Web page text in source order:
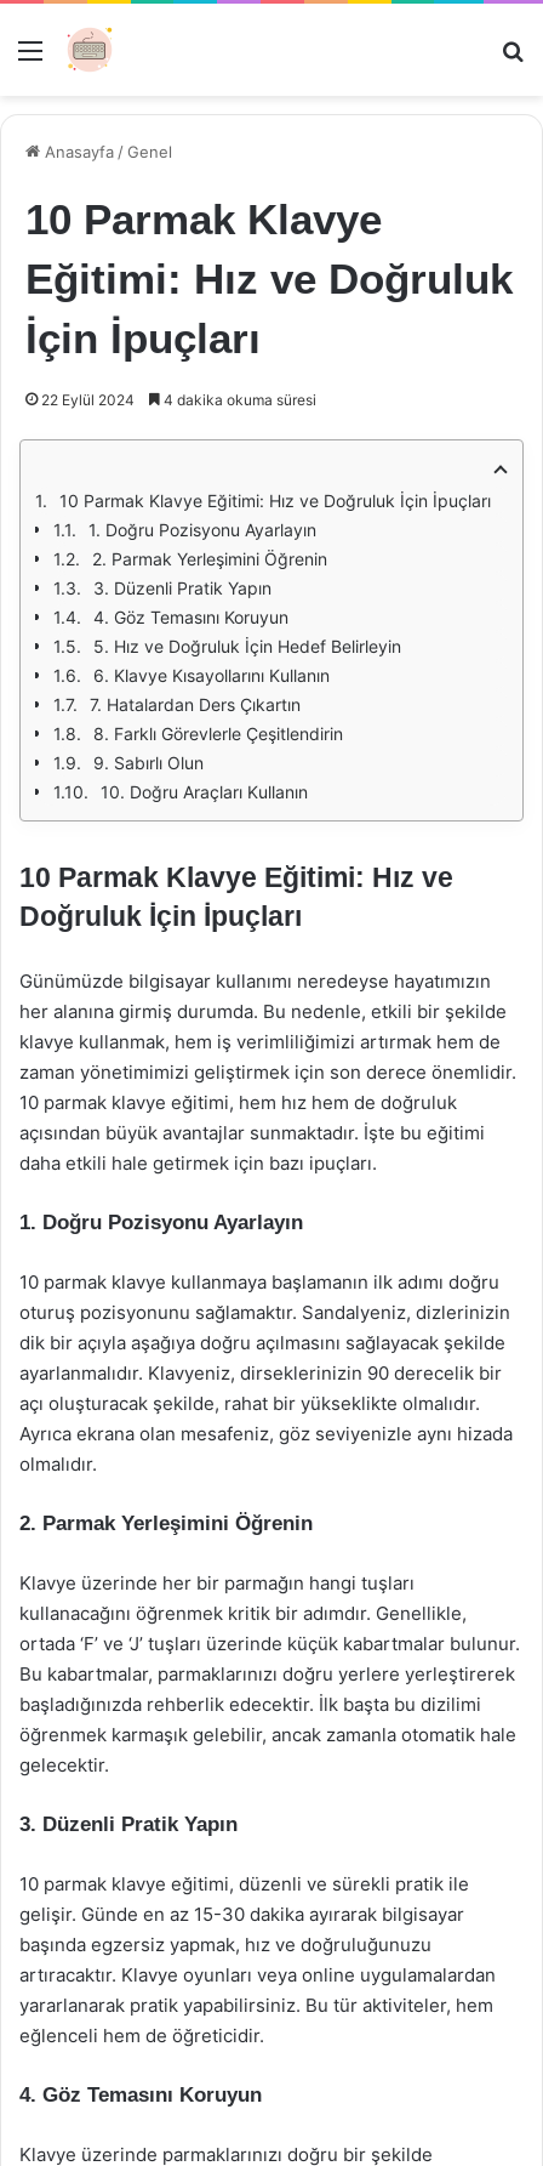
Menü
Anasayfa /Genel
10 Parmak Klavye
Eğitimi: Hız ve Doğruluk
İçin İpuçları
22 Eylül 2024 4 dakika okuma süresi
10 Parmak Klavye Eğitimi: Hız ve Doğruluk İçin İpuçları
1. Doğru Pozisyonu Ayarlayın
2. Parmak Yerleşimini Öğrenin
3. Düzenli Pratik Yapın
4. Göz Temasını Koruyun
5. Hız ve Doğruluk İçin Hedef Belirleyin
6. Klavye Kısayollarını Kullanın
7. Hatalardan Ders Çıkartın
8. Farklı Görevlerle Çeşitlendirin
9. Sabırlı Olun
10. Doğru Araçları Kullanın
10 Parmak Klavye Eğitimi: Hız ve
Doğruluk İçin İpuçları
Günümüzde bilgisayar kullanımı neredeyse hayatımızın
her alanına girmiş durumda. Bu nedenle, etkili bir şekilde
klavye kullanmak, hem iş verimliliğimizi artırmak hem de
zaman yönetimimizi geliştirmek için son derece önemlidir.
10 parmak klavye eğitimi, hem hız hem de doğruluk
açısından büyük avantajlar sunmaktadır. İşte bu eğitimi
daha etkili hale getirmek için bazı ipuçları.
1. Doğru Pozisyonu Ayarlayın
10 parmak klavye kullanmaya başlamanın ilk adımı doğru
oturuş pozisyonunu sağlamaktır. Sandalyeniz, dizlerinizin
dik bir açıyla aşağıya doğru açılmasını sağlayacak şekilde
ayarlanmalıdır. Klavyeniz, dirseklerinizin 90 derecelik bir
açı oluşturacak şekilde, rahat bir yükseklikte olmalıdır.
Ayrıca ekrana olan mesafeniz, göz seviyenizle aynı hizada
olmalıdır.
2. Parmak Yerleşimini Öğrenin
Klavye üzerinde her bir parmağın hangi tuşları
kullanacağını öğrenmek kritik bir adımdır. Genellikle,
ortada ‘F’ ve ‘J’ tuşları üzerinde küçük kabartmalar bulunur.
Bu kabartmalar, parmaklarınızı doğru yerlere yerleştirerek
başladığınızda rehberlik edecektir. İlk başta bu dizilimi
öğrenmek karmaşık gelebilir, ancak zamanla otomatik hale
gelecektir.
3. Düzenli Pratik Yapın
10 parmak klavye eğitimi, düzenli ve sürekli pratik ile
gelişir. Günde en az 15-30 dakika ayırarak bilgisayar
başında egzersiz yapmak, hız ve doğruluğunuzu
artıracaktır. Klavye oyunları veya online uygulamalardan
yararlanarak pratik yapabilirsiniz. Bu tür aktiviteler, hem
eğlenceli hem de öğreticidir.
4. Göz Temasını Koruyun
Klavye üzerinde parmaklarınızı doğru bir şekilde